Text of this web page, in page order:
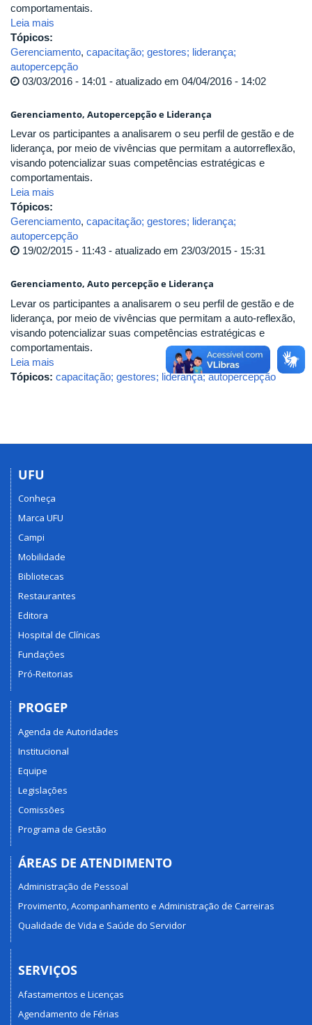
comportamentais.
Leia mais
Tópicos:
Gerenciamento, capacitação; gestores; liderança;
autopercepção
03/03/2016 - 14:01 - atualizado em 04/04/2016 - 14:02
Gerenciamento, Autopercepção e Liderança
Levar os participantes a analisarem o seu perfil de gestão e de
liderança, por meio de vivências que permitam a autorreflexão,
visando potencializar suas competências estratégicas e
comportamentais.
Leia mais
Tópicos:
Gerenciamento, capacitação; gestores; liderança;
autopercepção
19/02/2015 - 11:43 - atualizado em 23/03/2015 - 15:31
Gerenciamento, Auto percepção e Liderança
Levar os participantes a analisarem o seu perfil de gestão e de
liderança, por meio de vivências que permitam a auto-reflexão,
visando potencializar suas competências estratégicas e
comportamentais.
Leia mais
Tópicos: capacitação; gestores; liderança; autopercepção
UFU
Conheça
Marca UFU
Campi
Mobilidade
Bibliotecas
Restaurantes
Editora
Hospital de Clínicas
Fundações
Pró-Reitorias
PROGEP
Agenda de Autoridades
Institucional
Equipe
Legislações
Comissões
Programa de Gestão
ÁREAS DE ATENDIMENTO
Administração de Pessoal
Provimento, Acompanhamento e Administração de Carreiras
Qualidade de Vida e Saúde do Servidor
SERVIÇOS
Afastamentos e Licenças
Agendamento de Férias